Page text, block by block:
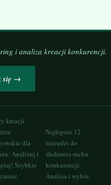
i analiza kreacji konkurencji.
się →
kreacji
dla
Analizuj i
Szybkie
Najlepsze 12
narzędzi do
śledzenia ruchu
konkurencji:
Analiza i wybór.